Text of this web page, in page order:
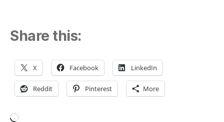
Share this:
X Facebook LinkedIn
Reddit Pinterest More